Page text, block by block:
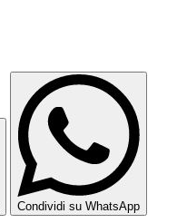
Condividi su WhatsApp